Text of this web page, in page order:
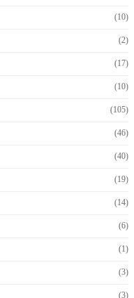
(10)
(2)
(17)
(10)
(105)
(46)
(40)
(19)
(14)
(6)
(1)
(3)
(3)